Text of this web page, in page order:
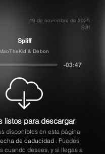
Spliff
19 de noviembre de 2025
Stiff
& Debon
-03:47
listos para descargar
disponibles en esta página
de caducidad . Puedes
cuando desees, y si llegas a